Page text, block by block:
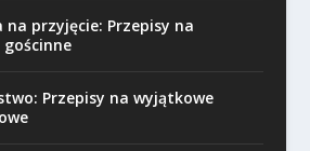
przyjęcie: Przepisy na
Przepisy na wyjątkowe